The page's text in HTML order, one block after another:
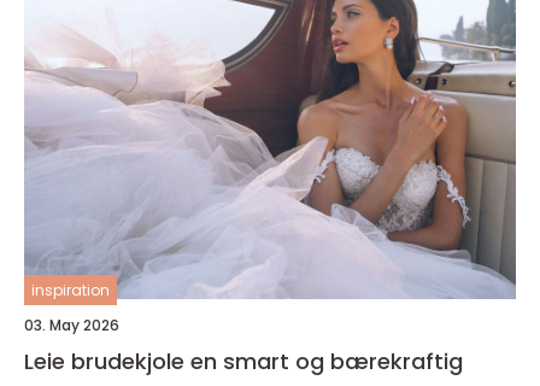
inspiration
03. May 2026
Leie brudekjole en smart og bærekraftig